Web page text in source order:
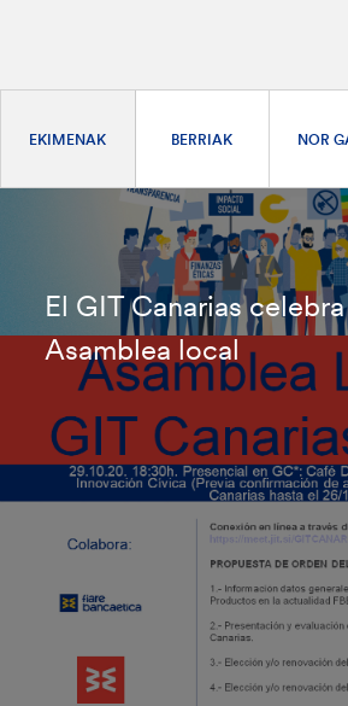
EKIMENAK BERRIAK NOR
El GIT Canarias
Asamblea local